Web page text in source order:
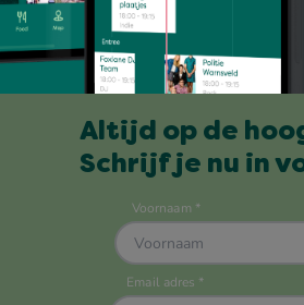
Altijd op de
Schrijf je nu in